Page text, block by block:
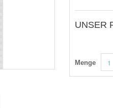
UNSER
Menge